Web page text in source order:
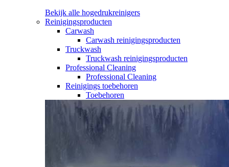
Bekijk alle hogedrukreinigers
Reinigingsproducten
Carwash
Carwash reinigingsproducten
Truckwash
Truckwash reinigingsproducten
Professional Cleaning
Professional Cleaning
Reinigings toebehoren
Toebehoren